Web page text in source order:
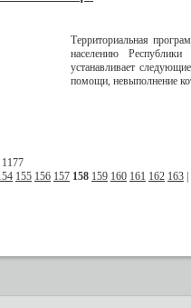
Территориальная
населению
устанавливает
помощи, невыполнение
155 156 157 158 159 160 161 162 163